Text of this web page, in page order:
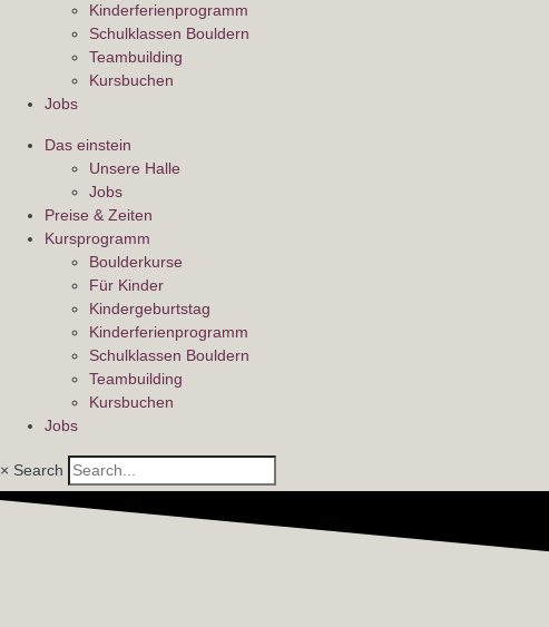
Kinderferienprogramm
Schulklassen Bouldern
Teambuilding
Kursbuchen
Jobs
Das einstein
Unsere Halle
Jobs
Preise & Zeiten
Kursprogramm
Boulderkurse
Für Kinder
Kindergeburtstag
Kinderferienprogramm
Schulklassen Bouldern
Teambuilding
Kursbuchen
Jobs
× Search